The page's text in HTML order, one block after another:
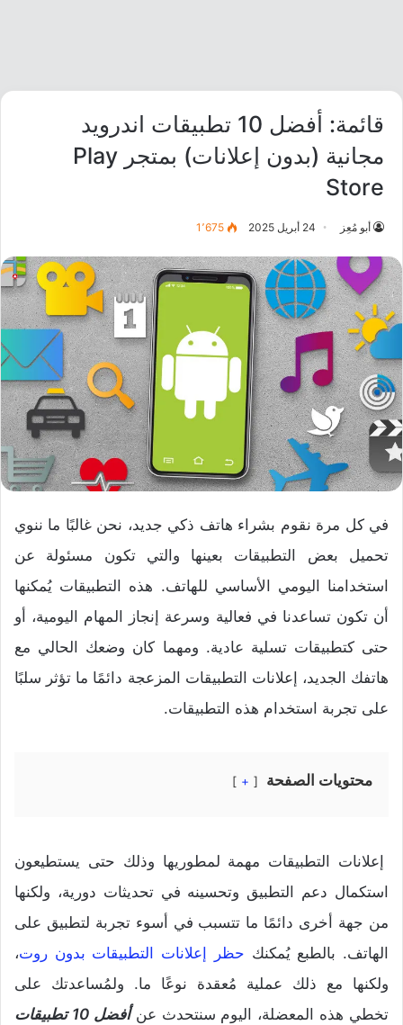
قائمة: أفضل 10 تطبيقات اندرويد
مجانية (بدون إعلانات) بمتجر Play
Store
أبو مُعِز 24 أبريل 2025 1٬675
في كل مرة نقوم بشراء هاتف ذكي جديد، نحن غالبًا ما ننوي
تحميل بعض التطبيقات بعينها والتي تكون مسئولة عن
استخدامنا اليومي الأساسي للهاتف. هذه التطبيقات يُمكنها
أن تكون تساعدنا في فعالية وسرعة إنجاز المهام اليومية، أو
حتى كتطبيقات تسلية عادية. ومهما كان وضعك الحالي مع
هاتفك الجديد، إعلانات التطبيقات المزعجة دائمًا ما تؤثر سلبًا
على تجربة استخدام هذه التطبيقات.
محتويات الصفحة +
إعلانات التطبيقات مهمة لمطوريها وذلك حتى يستطيعون
استكمال دعم التطبيق وتحسينه في تحديثات دورية، ولكنها
من جهة أخرى دائمًا ما تتسبب في أسوء تجربة لتطبيق على
الهاتف. بالطبع يُمكنك حظر إعلانات التطبيقات بدون روت،
ولكنها مع ذلك عملية مُعقدة نوعًا ما. ولمُساعدتك على
تخطي هذه المعضلة، اليوم سنتحدث عن
أفضل 10 تطبيقات